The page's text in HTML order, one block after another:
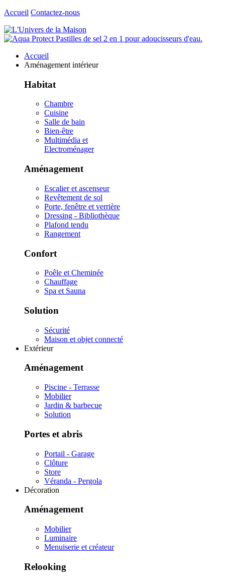
Accueil Contactez-nous
Accueil
Aménagement intérieur
Habitat
Chambre
Cuisine
Salle de bain
Bien-être
Multimédia et
Electroménager
Aménagement
Escalier et ascenseur
Revêtement de sol
Porte, fenêtre et verrière
Dressing - Bibliothèque
Plafond tendu
Rangement
Confort
Poêle et Cheminée
Chauffage
Spa et Sauna
Solution
Sécurité
Maison et objet connecté
Extérieur
Aménagement
Piscine - Terrasse
Mobilier
Jardin & barbecue
Solution
Portes et abris
Portail - Garage
Clôture
Store
Véranda - Pergola
Décoration
Aménagement
Mobilier
Luminaire
Menuiserie et créateur
Relooking